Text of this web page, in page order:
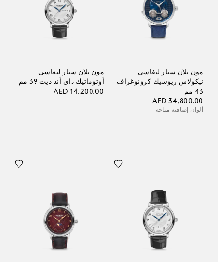
مون بلان ستار ليغاسي
نيكولاس ريوسيك كرونوغراف
43 مم
AED 34,800.00
ألوان إضافية متاحة
مون بلان ستار ليغاسي
أوتوماتيك داي أند ديت 39 مم
AED 14,200.00